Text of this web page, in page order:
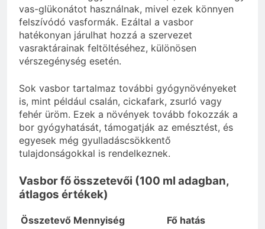
vas-glükonátot használnak, mivel ezek könnyen
felszívódó vasformák. Ezáltal a vasbor
hatékonyan járulhat hozzá a szervezet
vasraktárainak feltöltéséhez, különösen
vérszegénység esetén.
Sok vasbor tartalmaz további gyógynövényeket
is, mint például csalán, cickafark, zsurló vagy
fehér üröm. Ezek a növények tovább fokozzák a
bor gyógyhatását, támogatják az emésztést, és
egyesek még gyulladáscsökkentő
tulajdonságokkal is rendelkeznek.
Vasbor fő összetevői (100 ml adagban,
átlagos értékek)
Összetevő Mennyiség Fő hatás